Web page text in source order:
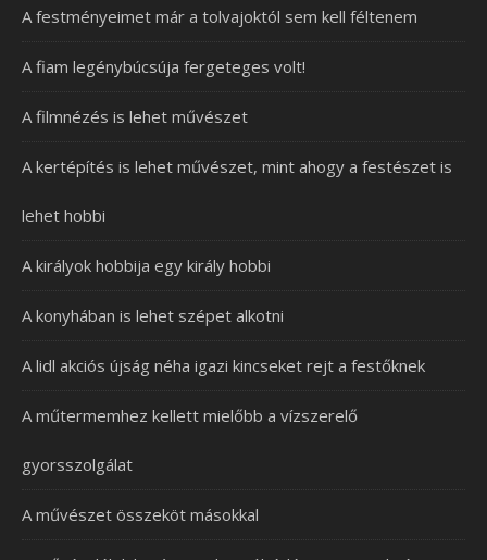
A festményeimet már a tolvajoktól sem kell féltenem
A fiam legénybúcsúja fergeteges volt!
A filmnézés is lehet művészet
A kertépítés is lehet művészet, mint ahogy a festészet is
lehet hobbi
A királyok hobbija egy király hobbi
A konyhában is lehet szépet alkotni
A lidl akciós újság néha igazi kincseket rejt a festőknek
A műtermemhez kellett mielőbb a vízszerelő
gyorsszolgálat
A művészet összeköt másokkal